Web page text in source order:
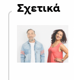
Σχετικά